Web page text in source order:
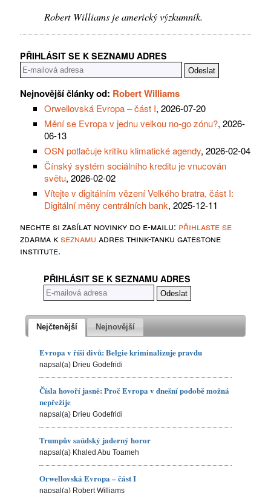
Robert Williams je americký výzkumník.
PŘIHLÁSIT SE K SEZNAMU ADRES
Nejnovější články od: Robert Williams
Orwellovská Evropa – část I, 2026-07-20
Mění se Evropa v jednu velkou no-go zónu?, 2026-
06-13
OSN potlačuje kritiku klimatické agendy, 2026-02-04
Čínský systém sociálního kreditu je vnucován
světu, 2026-02-02
Vítejte v digitálním vězení Velkého bratra, část I:
Digitální měny centrálních bank, 2025-12-11
nechte si zasílat novinky do e-mailu: přihlaste se
zdarma kseznamu adres think-tanku gatestone
institute.
PŘIHLÁSIT SE K SEZNAMU ADRES
Nejčtenější Nejnovější
Evropa v říši divů: Belgie kriminalizuje pravdu
napsal(a) Drieu Godefridi
Čísla hovoří jasně: Proč Evropa v dnešní podobě možná
nepřežije
napsal(a) Drieu Godefridi
Trumpův saúdský jaderný horor
napsal(a) Khaled Abu Toameh
Orwellovská Evropa – část I
napsal(a) Robert Williams